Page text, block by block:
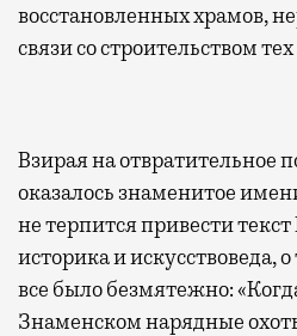
восстановленных храмов,
связи со строительством
Взирая на отвратительное
оказалось знаменитое
не терпится привести
историка и искусствоведа,
все было безмятежно:
Знаменском нарядные